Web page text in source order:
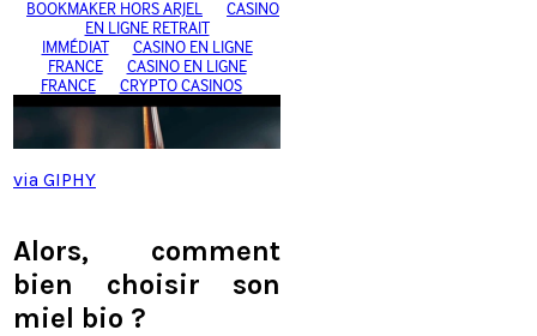
via GIPHY
Alors, comment
bien choisir son
miel bio ?